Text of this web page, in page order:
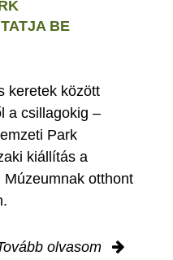
BE
keretek között
a csillagokig –
Park
kiállítás a
otthont
olvasom